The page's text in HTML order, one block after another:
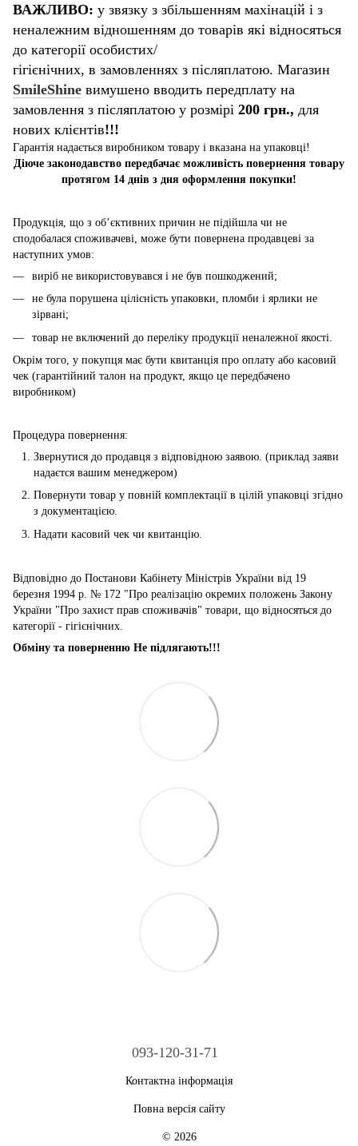
ВАЖЛИВО: у звязку з збільшенням махінацій і з
неналежним відношенням до товарів які відносяться
до категорії особистих/
гігієнічних, в замовленнях з післяплатою. Магазин
SmileShine вимушено вводить передплату на
замовлення з післяплатою у розмірі 200 грн., для
нових клієнтів!!!
Гарантія надається виробником товару і вказана на упаковці!
Діюче законодавство передбачає можливість повернення товару
протягом 14 днів з дня оформлення покупки!
Продукція, що з об’єктивних причин не підійшла чи не
сподобалася споживачеві, може бути повернена продавцеві за
наступних умов:
виріб не використовувався і не був пошкоджений;
не була порушена цілісність упаковки, пломби і ярлики не
зірвані;
товар не включений до переліку продукції неналежної якості.
Окрім того, у покупця має бути квитанція про оплату або касовий
чек (гарантійний талон на продукт, якщо це передбачено
виробником)
Процедура повернення:
Звернутися до продавця з відповідною заявою. (приклад заяви
надаєтся вашим менеджером)
Повернути товар у повній комплектації в цілій упаковці згідно
з документацією.
Надати касовий чек чи квитанцію.
Відповідно до Постанови Кабінету Міністрів України від 19
березня 1994 р. № 172 "Про реалізацію окремих положень Закону
України "Про захист прав споживачів" товари, що відносяться до
категорії - гігієнічних.
Обміну та поверненню Не підлягають!!!
093-120-31-71
Контактна інформація
Повна версія сайту
© 2026